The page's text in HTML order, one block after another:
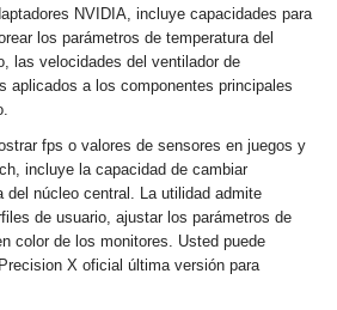
NVIDIA, incluye capacidades para
los parámetros de temperatura del
las velocidades del ventilador de
aplicados a los componentes principales
fps o valores de sensores en juegos y
incluye la capacidad de cambiar
del núcleo central. La utilidad admite
de usuario, ajustar los parámetros de
color de los monitores. Usted puede
X oficial última versión para